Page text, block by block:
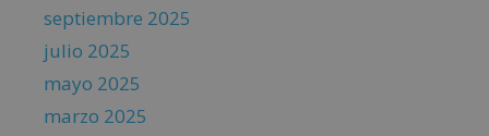
septiembre 2025
julio 2025
mayo 2025
marzo 2025